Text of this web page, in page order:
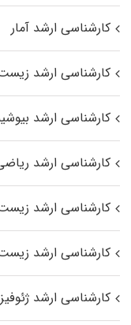
کارشناسی ارشد آمار
کارشناسی ارشد
کارشناسی ارشد
کارشناسی ارشد
کارشناسی ارشد
کارشناسی ارشد
کارشناسی ارشد